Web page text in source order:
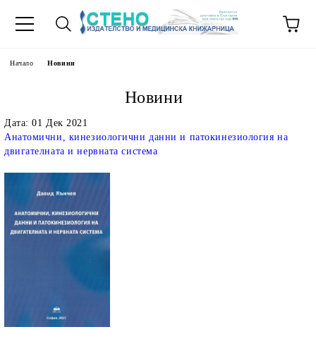
Начало Новини
Новини
Дата: 01 Дек 2021
Анатомични, кинезиологични данни и патокинезиология на
двигателната и нервната система